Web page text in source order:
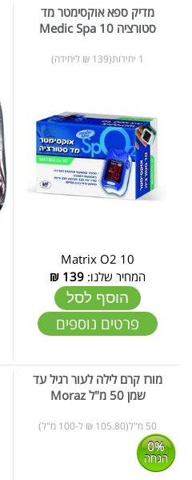
מדיק ספא אוקסימטר מד
סטורציה 10 Medic Spa
1 יחידות(139 ₪ ליחידה)
Matrix O2 10
המחיר שלנו: 139
₪
הוסף לסל
פרטים נוספים
מורז קרם לילה לעור רגיל עד
שמן 50 מ"ל Moraz
50 מ"ל(105.80 ₪ ל-100 מ"ל)
0%
הנחה